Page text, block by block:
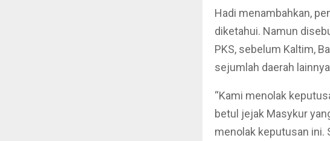
Hadi menambahkan,
diketahui. Namun
PKS, sebelum Kaltim,
sejumlah daerah
“Kami menolak
betul jejak Masykur
menolak keputusan ini.